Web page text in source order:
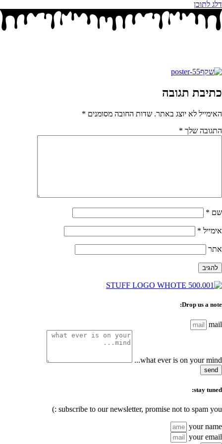
דלג לתוכן
כתיבת תגובה
האימייל לא יוצג באתר. שדות החובה מסומנים *
התגובה שלך *
שם *
אימייל *
אתר
Drop us a note:
mail
what ever is on your mind...
send
stay tuned:
subscribe to our newsletter, promise not to spam you :)
your name
your email